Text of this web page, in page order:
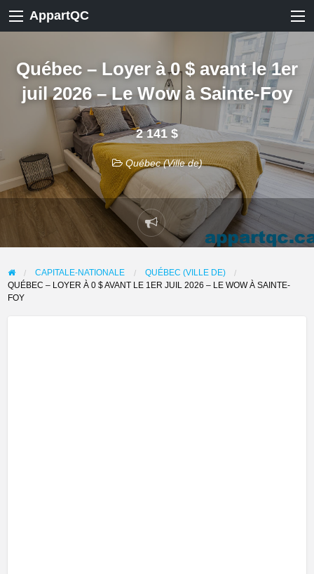
AppartQC
Québec – Loyer à 0 $ avant le 1er
juil 2026 – Le Wow à Sainte-Foy
2 141 $
Québec (Ville de)
Signaler
un
problème
CAPITALE-NATIONALE
QUÉBEC (VILLE DE)
QUÉBEC – LOYER À 0 $ AVANT LE 1ER JUIL 2026 – LE WOW À SAINTE-
FOY